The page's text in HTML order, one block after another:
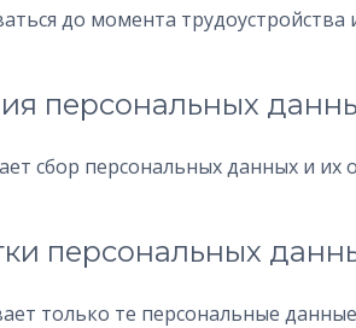
до момента
персональных
сбор персональных данных и
персональных
только те персональные